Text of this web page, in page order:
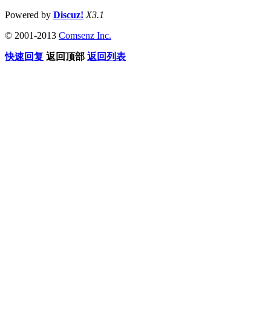
Powered by Discuz! X3.1
© 2001-2013 Comsenz Inc.
快速回复 返回顶部 返回列表